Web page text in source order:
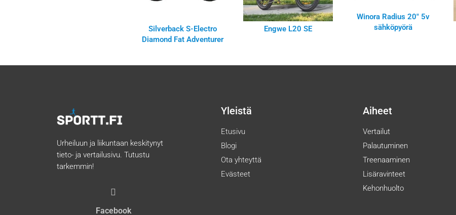
Silverback S-Electro
Diamond Fat Adventurer
Engwe L20 SE
Winora Radius 20″ 5v
sähköpyörä
Urheiluun ja liikuntaan keskitynyt
tieto- ja vertailusivu. Tutustu
tarkemmin!
Facebook
Yleistä
Etusivu
Blogi
Ota yhteyttä
Evästeet
Aiheet
Vertailut
Palautuminen
Treenaaminen
Lisäravinteet
Kehonhuolto